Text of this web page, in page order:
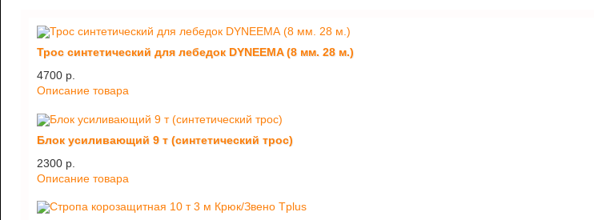
Трос синтетический для лебедок DYNEEMA (8 мм. 28 м.)
4700 p.
Описание товара
Блок усиливающий 9 т (синтетический трос)
2300 p.
Описание товара